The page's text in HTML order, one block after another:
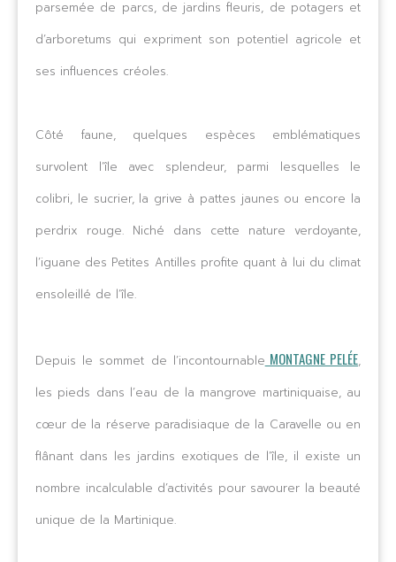
parsemée de parcs, de jardins fleuris, de potagers et
d’arboretums qui expriment son potentiel agricole et
ses influences créoles.
Côté faune, quelques espèces emblématiques
survolent l’île avec splendeur, parmi lesquelles le
colibri, le sucrier, la grive à pattes jaunes ou encore la
perdrix rouge. Niché dans cette nature verdoyante,
l’iguane des Petites Antilles profite quant à lui du climat
ensoleillé de l’île.
Depuis le sommet de l’incontournable MONTAGNE PELÉE,
les pieds dans l’eau de la mangrove martiniquaise, au
cœur de la réserve paradisiaque de la Caravelle ou en
flânant dans les jardins exotiques de l’île, il existe un
nombre incalculable d’activités pour savourer la beauté
unique de la Martinique.